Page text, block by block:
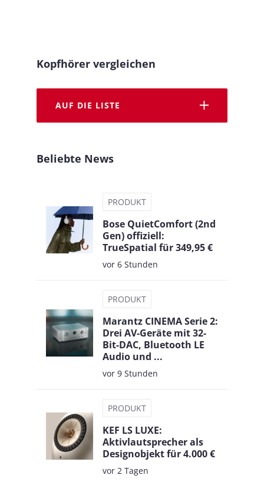
Kopfhörer vergleichen
AUF DIE LISTE
Beliebte News
PRODUKT
Bose QuietComfort (2nd
Gen) offiziell:
TrueSpatial für 349,95 €
vor 6 Stunden
PRODUKT
Marantz CINEMA Serie 2:
Drei AV-Geräte mit 32-
Bit-DAC, Bluetooth LE
Audio und ...
vor 9 Stunden
PRODUKT
KEF LS LUXE:
Aktivlautsprecher als
Designobjekt für 4.000 €
vor 2 Tagen